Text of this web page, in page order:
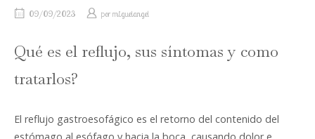
09/09/2023 por miguelangel
Qué es el reflujo, sus síntomas y como
tratarlos?
El reflujo gastroesofágico es el retorno del contenido del